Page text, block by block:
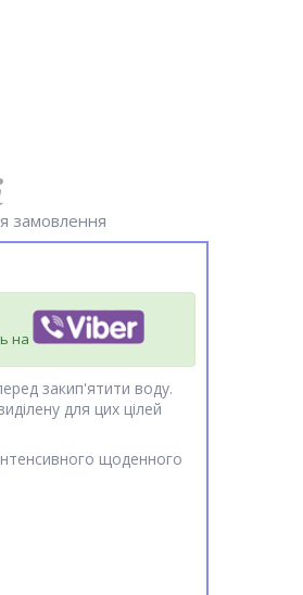
замовлення
на
закип'ятити воду.
для цих цілей
щоденного